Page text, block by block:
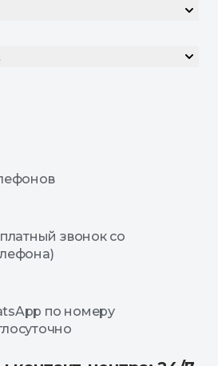
звонок со
по номеру